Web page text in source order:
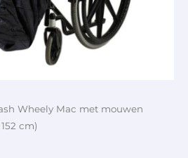
Wheely Mac met mouwen
cm)